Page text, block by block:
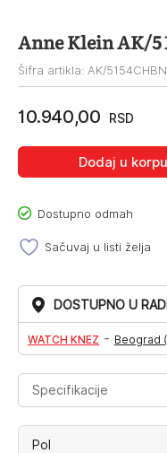
Anne Klein AK/
Šifra artikla: AK/5154CHBN
10.940,00 RSD
Dodaj u korpu
Dostupno odmah
Sačuvaj u listi želja
DOSTUPNO U
WATCH KNEZ - Beograd
Specifikacije
Pol